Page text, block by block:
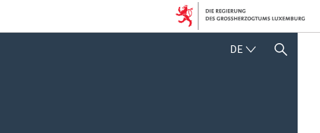
DE DEUTSCH
SUCHFLED ANZEIGEN /